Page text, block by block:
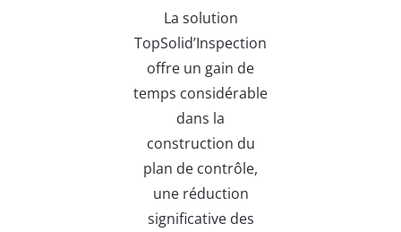
La solution
TopSolid’Inspection
offre un gain de
temps considérable
dans la
construction du
plan de contrôle,
une réduction
significative des